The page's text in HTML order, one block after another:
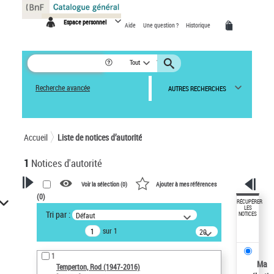
Espace personnel Aide Une question ? Historique
Tout
Recherche avancée AUTRES RECHERCHES
Accueil Liste de notices d’autorité
1 Notices d'autorité
VOTRE RECHERCHE
Recherche avancée dans les
notices d’autorité
Œuvres liées à l'auteur :
Temperton, Rod (1947-2016)
Voir la sélection (0) Ajouter à mes références
(0)
Tri par : Défaut
sur 1
20
résultats/page
1
Temperton, Rod (1947-2016)
RÉCUPÉRER
LES
NOTICES
Ma
Panneau de gestion des cookies